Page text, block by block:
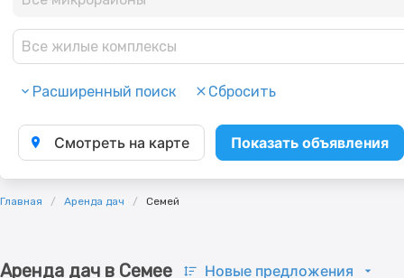
Все жилые комплексы
Расширенный поиск Сбросить
Смотреть на карте Показать объявления
Главная Аренда дач Семей
Аренда дач в Семее Новые предложения